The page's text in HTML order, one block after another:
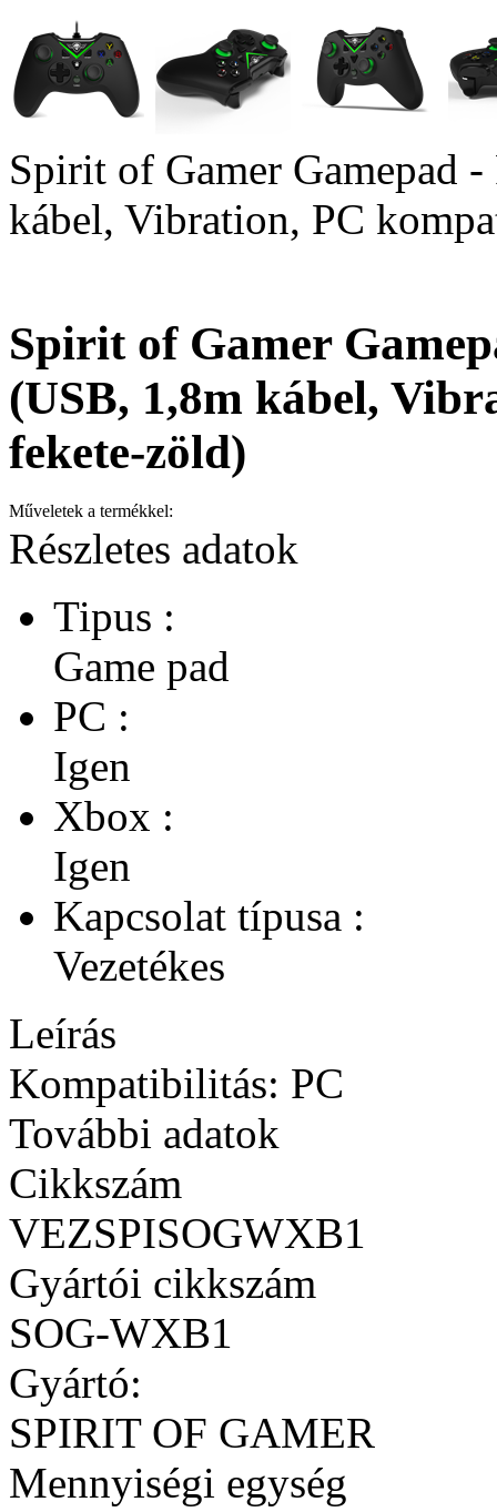
Spirit of Gamer Gamepad
kábel, Vibration, PC
Spirit of Gamer
(USB, 1,8m kábel,
fekete-zöld)
Műveletek a termékkel:
Részletes adatok
Tipus :
Game pad
PC :
Igen
Xbox :
Igen
Kapcsolat típusa :
Vezetékes
Leírás
Kompatibilitás: PC
További adatok
Cikkszám
VEZSPISOGWXB1
Gyártói cikkszám
SOG-WXB1
Gyártó:
SPIRIT OF GAMER
Mennyiségi egység